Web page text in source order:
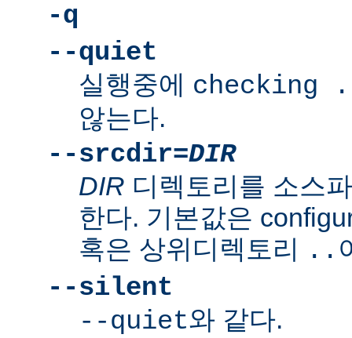
-q
--quiet
실행중에 checking
않는다.
--srcdir=DIR
DIR 디렉토리를 소스
한다. 기본값은
혹은 상위디렉토리 ..
--silent
--quiet와 같다.